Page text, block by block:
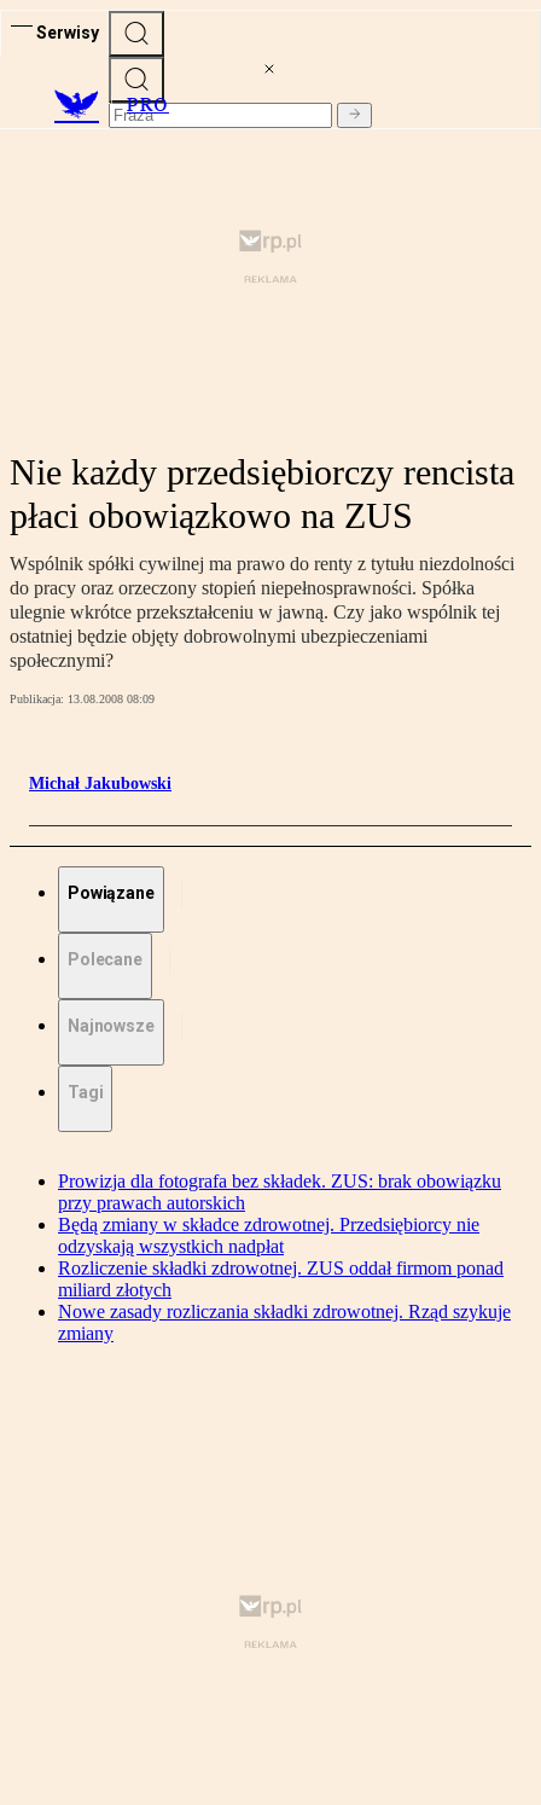
Serwisy
PRO
Nie każdy przedsiębiorczy rencista
płaci obowiązkowo na ZUS
Wspólnik spółki cywilnej ma prawo do renty z tytułu niezdolności
do pracy oraz orzeczony stopień niepełnosprawności. Spółka
ulegnie wkrótce przekształceniu w jawną. Czy jako wspólnik tej
ostatniej będzie objęty dobrowolnymi ubezpieczeniami
społecznymi?
Publikacja: 13.08.2008 08:09
Michał Jakubowski
Powiązane
Polecane
Najnowsze
Tagi
Prowizja dla fotografa bez składek. ZUS: brak obowiązku
przy prawach autorskich
Będą zmiany w składce zdrowotnej. Przedsiębiorcy nie
odzyskają wszystkich nadpłat
Rozliczenie składki zdrowotnej. ZUS oddał firmom ponad
miliard złotych
Nowe zasady rozliczania składki zdrowotnej. Rząd szykuje
zmiany